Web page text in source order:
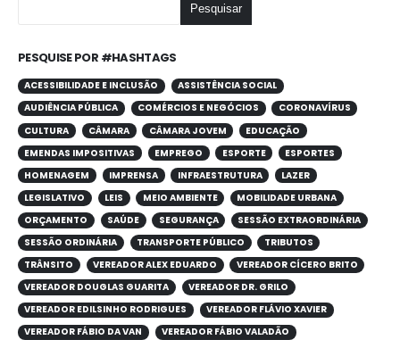
Pesquisar
PESQUISE POR #HASHTAGS
ACESSIBILIDADE E INCLUSÃO
ASSISTÊNCIA SOCIAL
AUDIÊNCIA PÚBLICA
COMÉRCIOS E NEGÓCIOS
CORONAVÍRUS
CULTURA
CÂMARA CÂMARA JOVEM
EDUCAÇÃO
EMENDAS IMPOSITIVAS
EMPREGO ESPORTE
ESPORTES
HOMENAGEM
IMPRENSA INFRAESTRUTURA
LAZER
LEGISLATIVO
LEIS MEIO AMBIENTE
MOBILIDADE URBANA
ORÇAMENTO
SAÚDE SEGURANÇA
SESSÃO EXTRAORDINÁRIA
SESSÃO ORDINÁRIA
TRANSPORTE PÚBLICO
TRIBUTOS
TRÂNSITO
VEREADOR ALEX EDUARDO
VEREADOR CÍCERO BRITO
VEREADOR DOUGLAS GUARITA
VEREADOR DR. GRILO
VEREADOR EDILSINHO RODRIGUES
VEREADOR FLÁVIO XAVIER
VEREADOR FÁBIO DA VAN
VEREADOR FÁBIO VALADÃO